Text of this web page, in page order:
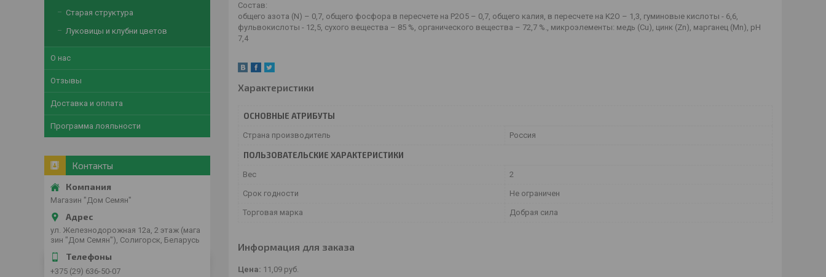
Состав:
общего азота (N) – 0,7, общего фосфора в пересчете на P2O5 – 0,7, общего калия, в пересчете на K2O – 1,3, гуминовые кислоты - 6,6,
фульвокислоты - 12,5, сухого вещества – 85 %, органического вещества – 72,7 %., микроэлементы: медь (Cu), цинк (Zn), марганец (Mn), pH
7,4
Характеристики
ОСНОВНЫЕ АТРИБУТЫ
Страна производитель Россия
ПОЛЬЗОВАТЕЛЬСКИЕ ХАРАКТЕРИСТИКИ
Вес 2
Срок годности Не ограничен
Торговая марка Добрая сила
Информация для заказа
Цена: 11,09 руб.
Старая структура
Луковицы и клубни цветов
О нас
Отзывы
Доставка и оплата
Программа лояльности
Контакты
Магазин "Дом Семян"
ул. Железнодорожная 12а, 2 этаж (мага
зин "Дом Семян"), Солигорск, Беларусь
+375 (29) 636-50-07